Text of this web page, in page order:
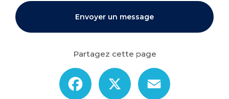
Envoyer un message
Partagez cette page
Facebook